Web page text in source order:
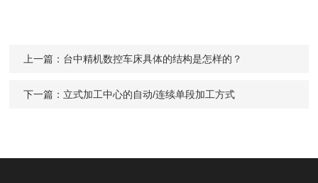
上一篇： 台中精机数控车床具体的结构是怎样的？
下一篇： 立式加工中心的自动/连续单段加工方式